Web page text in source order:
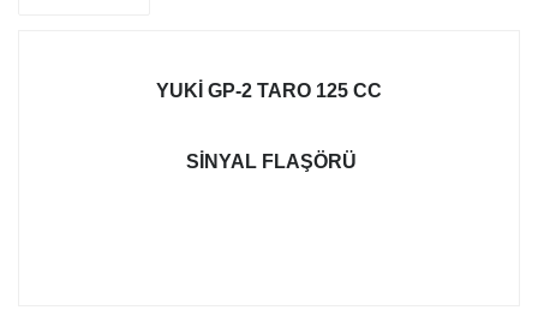
YUKI GP-2 TARO 125 CC
SINYAL FLAŞÖRÜ